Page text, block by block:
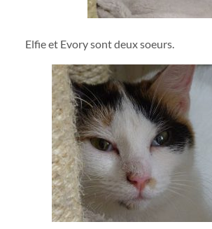
Elfie et Evory sont deux soeurs.